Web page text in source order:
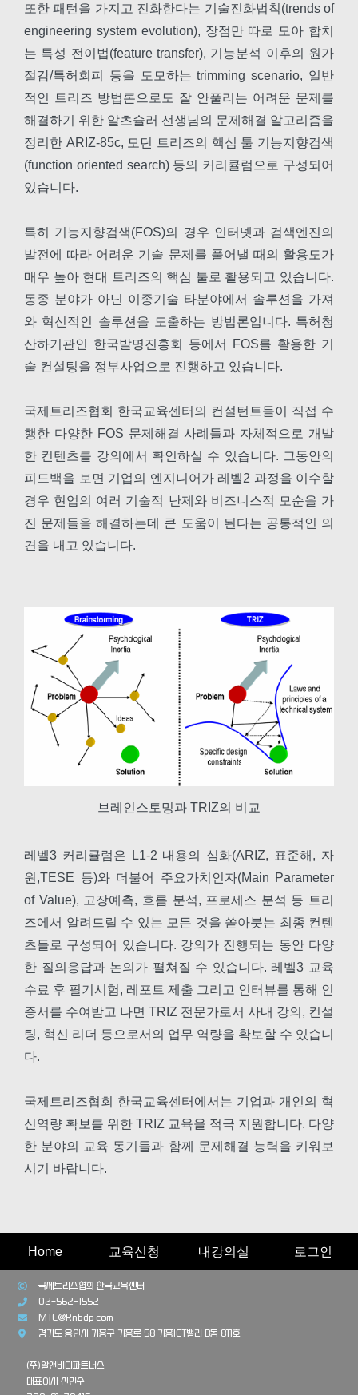
또한 패턴을 가지고 진화한다는 기술진화법칙(trends of
engineering system evolution), 장점만 따로 모아 합치
는 특성 전이법(feature transfer), 기능분석 이후의 원가
절감/특허회피 등을 도모하는 trimming scenario, 일반
적인 트리즈 방법론으로도 잘 안풀리는 어려운 문제를
해결하기 위한 알츠슐러 선생님의 문제해결 알고리즘을
정리한 ARIZ-85c, 모던 트리즈의 핵심 툴 기능지향검색
(function oriented search) 등의 커리큘럼으로 구성되어
있습니다.
특히 기능지향검색(FOS)의 경우 인터넷과 검색엔진의
발전에 따라 어려운 기술 문제를 풀어낼 때의 활용도가
매우 높아 현대 트리즈의 핵심 툴로 활용되고 있습니다.
동종 분야가 아닌 이종기술 타분야에서 솔루션을 가져
와 혁신적인 솔루션을 도출하는 방법론입니다. 특허청
산하기관인 한국발명진흥회 등에서 FOS를 활용한 기
술 컨설팅을 정부사업으로 진행하고 있습니다.
국제트리즈협회 한국교육센터의 컨설턴트들이 직접 수
행한 다양한 FOS 문제해결 사례들과 자체적으로 개발
한 컨텐츠를 강의에서 확인하실 수 있습니다. 그동안의
피드백을 보면 기업의 엔지니어가 레벨2 과정을 이수할
경우 현업의 여러 기술적 난제와 비즈니스적 모순을 가
진 문제들을 해결하는데 큰 도움이 된다는 공통적인 의
견을 내고 있습니다.
브레인스토밍과 TRIZ의 비교
레벨3 커리큘럼은 L1-2 내용의 심화(ARIZ, 표준해, 자
원,TESE 등)와 더불어 주요가치인자(Main Parameter
of Value), 고장예측, 흐름 분석, 프로세스 분석 등 트리
즈에서 알려드릴 수 있는 모든 것을 쏟아붓는 최종 컨텐
츠들로 구성되어 있습니다. 강의가 진행되는 동안 다양
한 질의응답과 논의가 펼쳐질 수 있습니다. 레벨3 교육
수료 후 필기시험, 레포트 제출 그리고 인터뷰를 통해 인
증서를 수여받고 나면 TRIZ 전문가로서 사내 강의, 컨설
팅, 혁신 리더 등으로서의 업무 역량을 확보할 수 있습니
다.
국제트리즈협회 한국교육센터에서는 기업과 개인의 혁
신역량 확보를 위한 TRIZ 교육을 적극 지원합니다. 다양
한 분야의 교육 동기들과 함께 문제해결 능력을 키워보
시기 바랍니다.
Home 교육신청 내강의실 로그인
국제트리즈협회 한국교육센터
02-562-1552
MTC@Rnbdp.com
경기도 용인시 기흥구 기흥로 58 기흥ICT밸리 B동 811호
(주)알앤비디파트너스
대표이사 신민수